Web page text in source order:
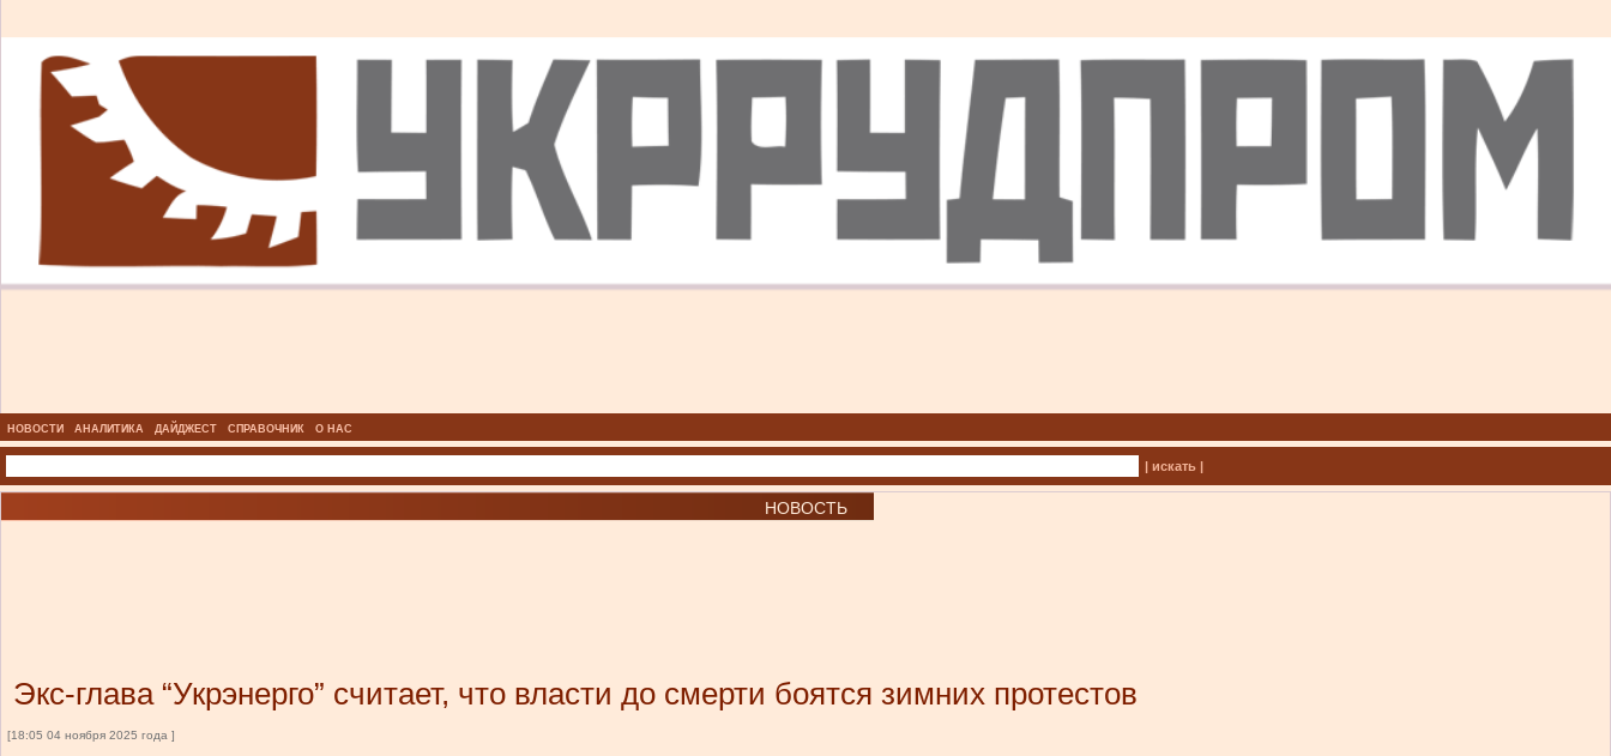
НОВОСТИ АНАЛИТИКА ДАЙДЖЕСТ СПРАВОЧНИК О НАС
| искать |
НОВОСТЬ
Экс-глава “Укрэнерго” считает, что власти до смерти боятся зимних протестов
[18:05 04 ноября 2025 года ]